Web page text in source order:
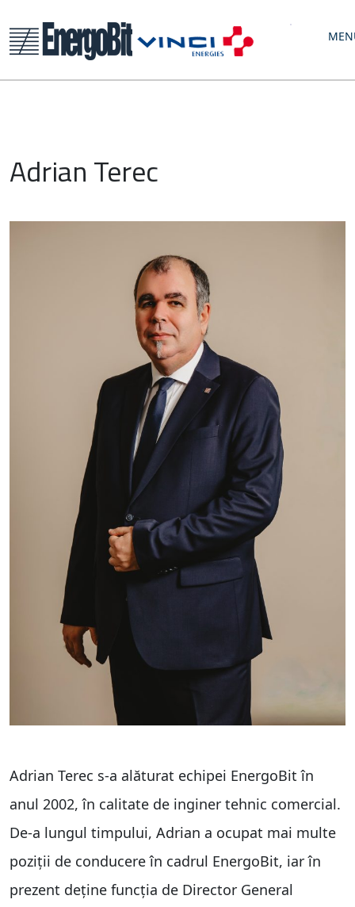
Adrian Terec
Adrian Terec s-a alăturat echipei EnergoBit în
anul 2002, în calitate de inginer tehnic comercial.
De-a lungul timpului, Adrian a ocupat mai multe
poziții de conducere în cadrul EnergoBit, iar în
prezent deține funcția de Director General